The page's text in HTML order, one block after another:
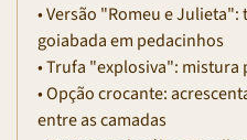
• Versão "Romeu e
goiabada em pedacinhos
• Trufa "explosiva":
• Opção crocante:
entre as camadas